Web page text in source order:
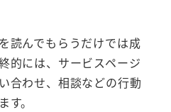
読んでもらうだけでは成
的には、サービスページ
合わせ、相談などの行動
。